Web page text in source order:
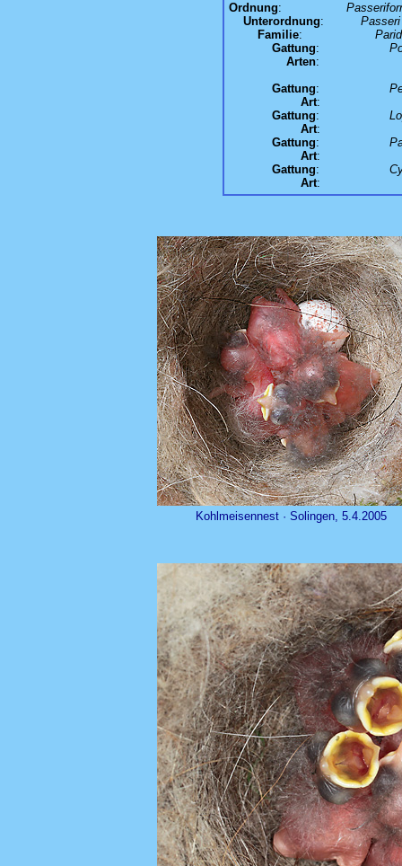
Ordnung:
Unterordnung: Passeri
Familie:
Gattung:
Arten:
Gattung:
Art:
Gattung:
Art:
Gattung:
Art:
Gattung:
Art:
Kohlmeisennest · Solingen, 5.4.2005